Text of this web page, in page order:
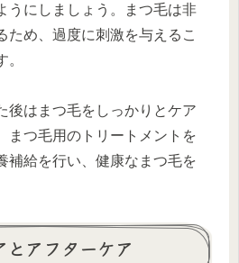
うにしましょう。まつ毛は非
ため、過度に刺激を与えるこ
後はまつ毛をしっかりとケア
まつ毛用のトリートメントを
補給を行い、健康なまつ毛を
とアフターケア